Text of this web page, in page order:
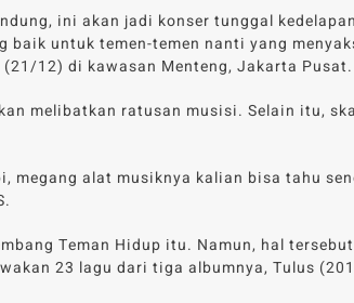
ini akan jadi konser tunggal
untuk temen-temen nanti yang
12) di kawasan Menteng, Jakarta Pusat.
melibatkan ratusan musisi. Selain itu,
megang alat musiknya kalian bisa tahu
Teman Hidup itu. Namun, hal
23 lagu dari tiga albumnya, Tulus